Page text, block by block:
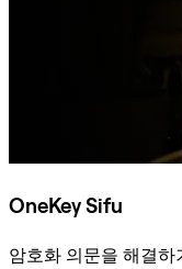
OneKey Sifu
암호화 의문을 해결하